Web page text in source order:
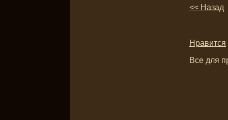
<< Назад
Нравится
Все для